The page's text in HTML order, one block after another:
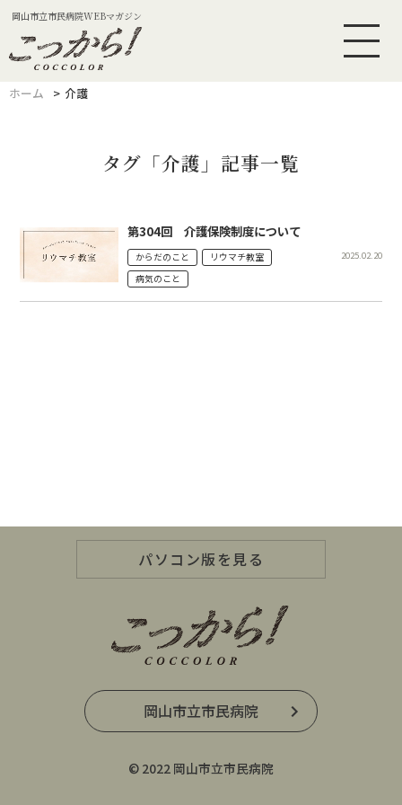
岡山市立市民病院WEBマガジン
ホーム 介護
タグ「介護」記事一覧
第304回 介護保険制度について
からだのこと
リウマチ教室
病気のこと
2025.02.20
パソコン版を見る
岡山市立市民病院
© 2022 岡山市立市民病院